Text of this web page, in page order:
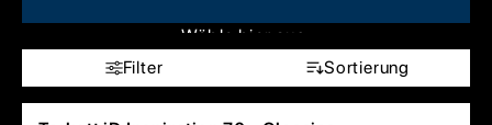
Wähle hier aus:
Filter
Sortierung